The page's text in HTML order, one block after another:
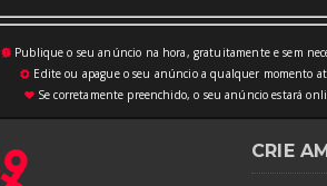
💥Publique o seu anúncio na hora, gratuitamente e sem
⚙ Edite ou apague o seu anúncio a qualquer momento
♥Se corretamente preenchido, o seu anúncio estará
CRIE